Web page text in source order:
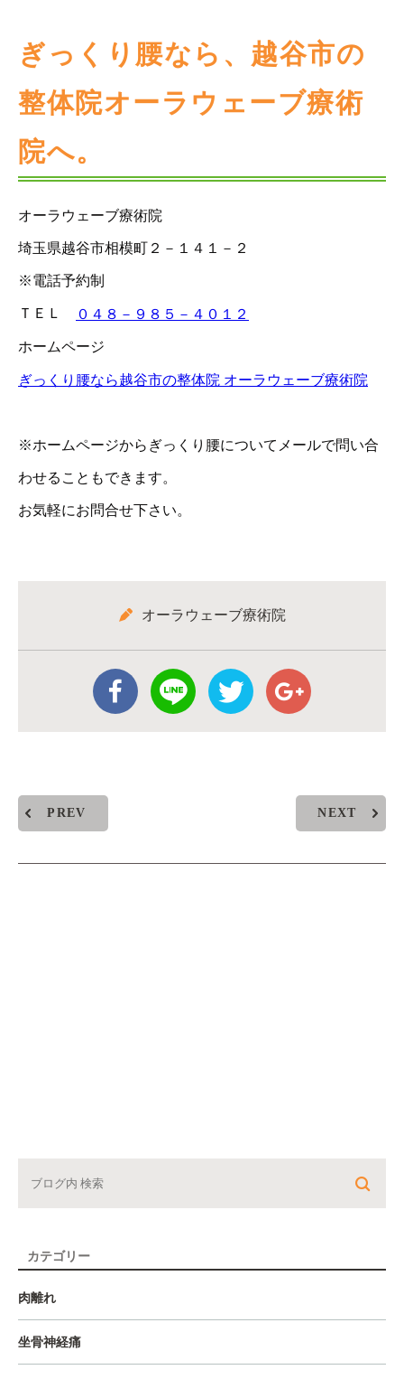
ぎっくり腰なら、越谷市の
整体院オーラウェーブ療術
院へ。
オーラウェーブ療術院
埼玉県越谷市相模町２－１４１－２
※電話予約制
ＴＥＬ ０４８－９８５－４０１２
ホームページ
ぎっくり腰なら越谷市の整体院 オーラウェーブ療術院
※ホームページからぎっくり腰についてメールで問い合
わせることもできます。
お気軽にお問合せ下さい。
オーラウェーブ療術院
PREV NEXT
カテゴリー
肉離れ
坐骨神経痛